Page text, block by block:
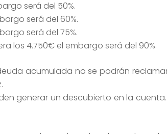
será del 50%.
será del 60%.
será del 75%.
los 4.750€ el embargo será del 90%.
acumulada no se podrán
generar un descubierto en la